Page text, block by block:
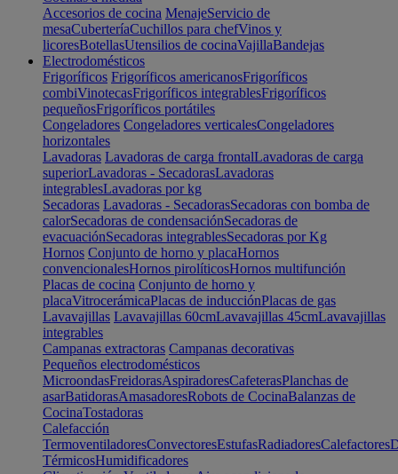
Accesorios de cocina MenajeServicio de
mesaCuberteríaCuchillos para chefVinos y
licoresBotellasUtensilios de cocinaVajillaBandejas
Electrodomésticos
Frigoríficos Frigoríficos americanosFrigoríficos
combiVinotecasFrigoríficos integrablesFrigoríficos
pequeñosFrigoríficos portátiles
Congeladores Congeladores verticalesCongeladores
horizontales
Lavadoras Lavadoras de carga frontalLavadoras de carga
superiorLavadoras - SecadorasLavadoras
integrablesLavadoras por kg
Secadoras Lavadoras - SecadorasSecadoras con bomba de
calorSecadoras de condensaciónSecadoras de
evacuaciónSecadoras integrablesSecadoras por Kg
Hornos Conjunto de horno y placaHornos
convencionalesHornos pirolíticosHornos multifunción
Placas de cocina Conjunto de horno y
placaVitrocerámicaPlacas de inducciónPlacas de gas
Lavavajillas Lavavajillas 60cmLavavajillas 45cmLavavajillas
integrables
Campanas extractoras Campanas decorativas
Pequeños electrodomésticos
MicroondasFreidorasAspiradoresCafeterasPlanchas de
asarBatidorasAmasadoresRobots de CocinaBalanzas de
CocinaTostadoras
Calefacción
TermoventiladoresConvectoresEstufasRadiadoresCalefactores
TérmicosHumidificadores